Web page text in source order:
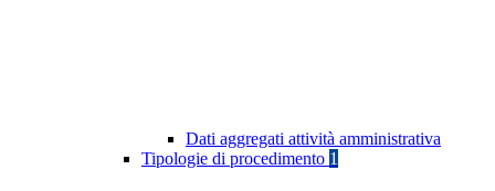
Dati aggregati attività amministrativa
Tipologie di procedimento 1